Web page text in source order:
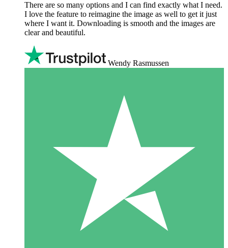
There are so many options and I can find exactly what I need.
I love the feature to reimagine the image as well to get it just
where I want it. Downloading is smooth and the images are
clear and beautiful.
Wendy Rasmussen